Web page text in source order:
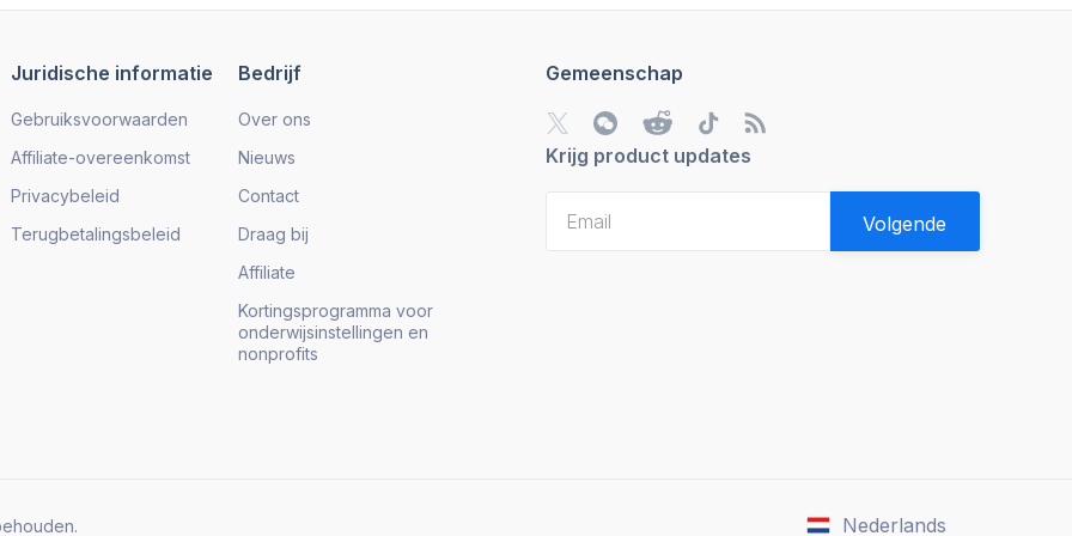
Juridische informatie
Gebruiksvoorwaarden
Affiliate-overeenkomst
Privacybeleid
Terugbetalingsbeleid
Bedrijf
Over ons
Nieuws
Contact
Draag bij
Affiliate
Kortingsprogramma voor
onderwijsinstellingen en
nonprofits
Gemeenschap
Krijg product updates
Volgende
Nederlands